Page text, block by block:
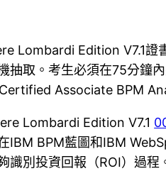
Lombardi Edition V7.1證
抽取。考生必須在75分鐘
Associate BPM
Lombardi Edition V7.1
IBM BPM藍圖和IBM
識別投資回報（ROI）過